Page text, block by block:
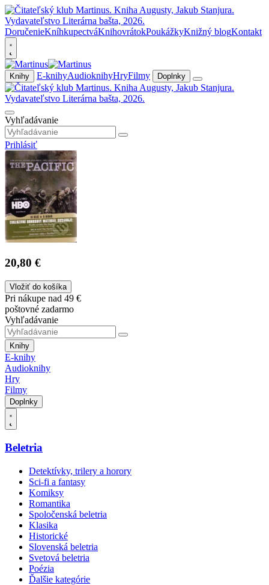
DoručenieKníhkupectváKnihovrátokPoukážkyKnižný blogKontakt
Knihy E-knihyAudioknihyHryFilmy Doplnky
Vyhľadávanie
Prihlásiť
20,80 €
Vložiť do košíka
Pri nákupe nad 49 €
poštovné zadarmo
Vyhľadávanie
Knihy
E-knihy
Audioknihy
Hry
Filmy
Doplnky
Beletria
Detektívky, trilery a horory
Sci-fi a fantasy
Komiksy
Romantika
Spoločenská beletria
Klasika
Historické
Slovenská beletria
Svetová beletria
Poézia
Ďalšie kategórie